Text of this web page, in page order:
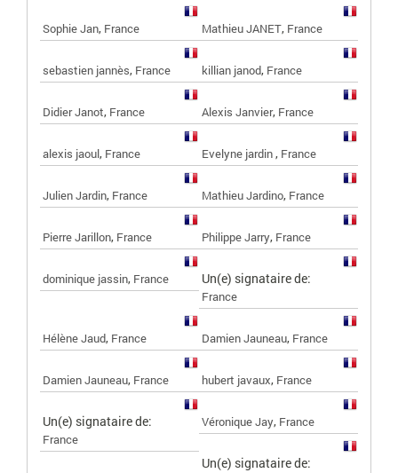
Sophie Jan, France Mathieu JANET, France
sebastien jannès, France killian janod, France
Didier Janot, France Alexis Janvier, France
alexis jaoul, France Evelyne jardin, France
Julien Jardin, France Mathieu Jardino, France
Pierre Jarillon, France Philippe Jarry, France
dominique jassin, France Un(e) signataire de:
France
Hélène Jaud, France Damien Jauneau, France
Damien Jauneau, France hubert javaux, France
Un(e) signataire de:
France
Véronique Jay, France
Un(e) signataire de: